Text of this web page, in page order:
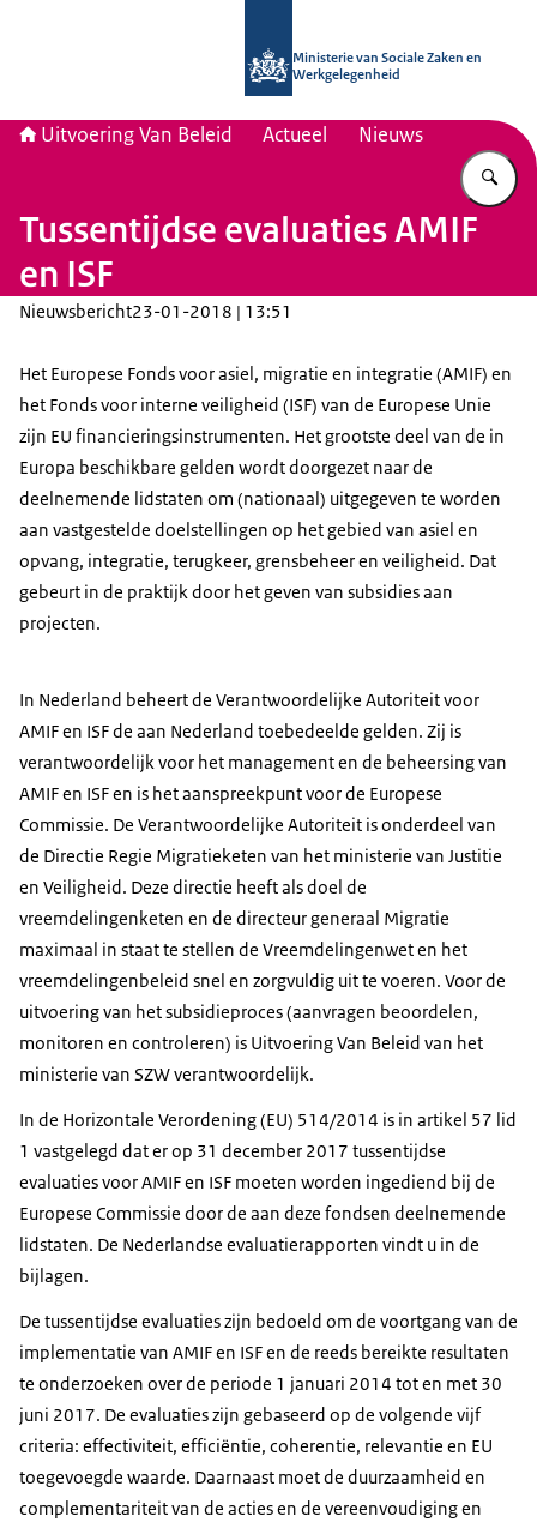
Ministerie van Sociale Zaken en
Werkgelegenheid
Uitvoering Van Beleid Actueel Nieuws
Tussentijdse evaluaties AMIF
en ISF
Nieuwsbericht23-01-2018 | 13:51
Het Europese Fonds voor asiel, migratie en integratie (AMIF) en
het Fonds voor interne veiligheid (ISF) van de Europese Unie
zijn EU financieringsinstrumenten. Het grootste deel van de in
Europa beschikbare gelden wordt doorgezet naar de
deelnemende lidstaten om (nationaal) uitgegeven te worden
aan vastgestelde doelstellingen op het gebied van asiel en
opvang, integratie, terugkeer, grensbeheer en veiligheid. Dat
gebeurt in de praktijk door het geven van subsidies aan
projecten.
In Nederland beheert de Verantwoordelijke Autoriteit voor
AMIF en ISF de aan Nederland toebedeelde gelden. Zij is
verantwoordelijk voor het management en de beheersing van
AMIF en ISF en is het aanspreekpunt voor de Europese
Commissie. De Verantwoordelijke Autoriteit is onderdeel van
de Directie Regie Migratieketen van het ministerie van Justitie
en Veiligheid. Deze directie heeft als doel de
vreemdelingenketen en de directeur generaal Migratie
maximaal in staat te stellen de Vreemdelingenwet en het
vreemdelingenbeleid snel en zorgvuldig uit te voeren. Voor de
uitvoering van het subsidieproces (aanvragen beoordelen,
monitoren en controleren) is Uitvoering Van Beleid van het
ministerie van SZW verantwoordelijk.
In de Horizontale Verordening (EU) 514/2014 is in artikel 57 lid
1 vastgelegd dat er op 31 december 2017 tussentijdse
evaluaties voor AMIF en ISF moeten worden ingediend bij de
Europese Commissie door de aan deze fondsen deelnemende
lidstaten. De Nederlandse evaluatierapporten vindt u in de
bijlagen.
De tussentijdse evaluaties zijn bedoeld om de voortgang van de
implementatie van AMIF en ISF en de reeds bereikte resultaten
te onderzoeken over de periode 1 januari 2014 tot en met 30
juni 2017. De evaluaties zijn gebaseerd op de volgende vijf
criteria: effectiviteit, efficiëntie, coherentie, relevantie en EU
toegevoegde waarde. Daarnaast moet de duurzaamheid en
complementariteit van de acties en de vereenvoudiging en